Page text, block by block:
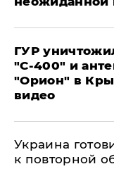
ГУР
"С‑400" и
"Орион" в
видео
Украина
к повторной